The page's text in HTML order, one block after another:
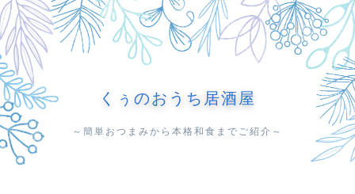
くぅのおうち居酒屋
～簡単おつまみから本格和食までご紹介～